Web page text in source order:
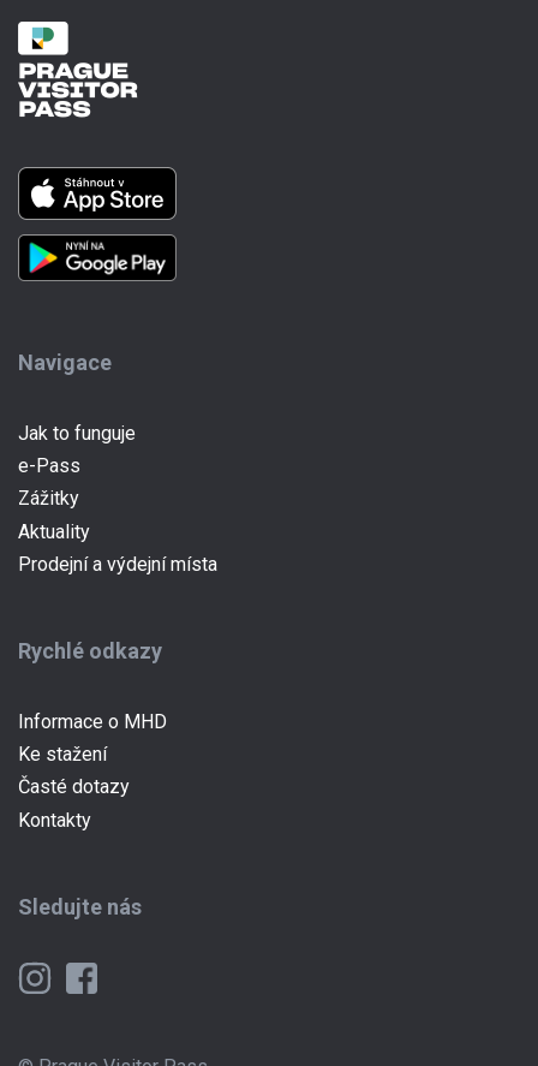
Navigace
Jak to funguje
e-Pass
Zážitky(current)
Aktuality
Prodejní a výdejní místa
Rychlé odkazy
Informace o MHD
Ke stažení
Časté dotazy
Kontakty
Sledujte nás